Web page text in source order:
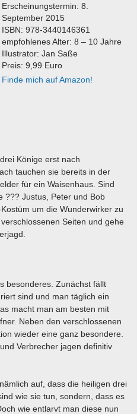
Erscheinungstermin: 8.
September 2015
ISBN: 978-3440146361
empfohlenes Alter: 8 – 10 Jahre
Illustrator: Jan Saße
Preis: 9,99 Euro
Finde mich auf Amazon!
Könige erst nach
tauchen sie bereits in der
für ein Waisenhaus. Sind
??? Justus, Peter und Bob
um die Wunderwirker zu
Seiten und gehe
besonderes. Zunächst fällt
sind und man täglich ein
macht man am besten mit
Neben den verschlossenen
wieder eine ganz besondere.
Verbrecher jagen definitiv
auf, dass die heiligen drei
wie sie tun, sondern, dass es
wie entlarvt man diese nun